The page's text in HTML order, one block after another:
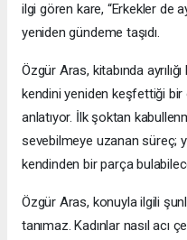
ilgi gören kare, “Erkekler de
yeniden gündeme taşıdı.
Özgür Aras, kitabında
kendini yeniden keşfettiği
anlatıyor. İlk şoktan
sevebilmeye uzanan süreç;
kendinden bir parça
Özgür Aras, konuyla ilgili
tanımaz. Kadınlar nasıl acı